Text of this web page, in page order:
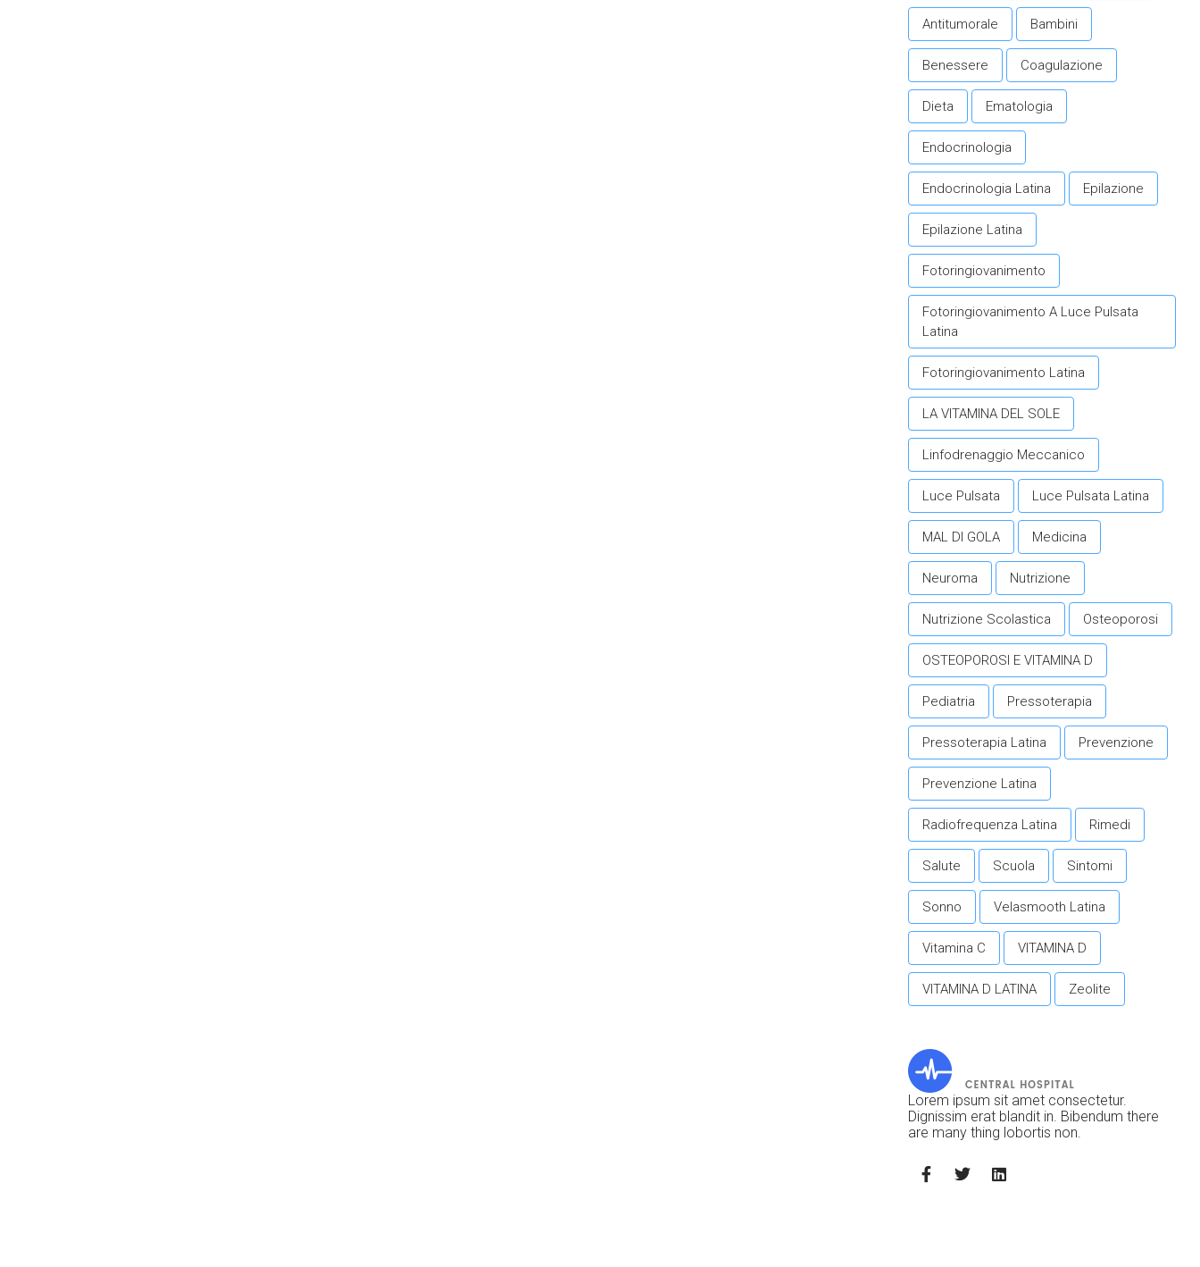
Antitumorale Bambini
Benessere Coagulazione
Dieta Ematologia
Endocrinologia
Endocrinologia Latina Epilazione
Epilazione Latina
Fotoringiovanimento
Fotoringiovanimento A Luce Pulsata
Latina
Fotoringiovanimento Latina
LA VITAMINA DEL SOLE
Linfodrenaggio Meccanico
Luce Pulsata Luce Pulsata Latina
MAL DI GOLA Medicina
Neuroma Nutrizione
Nutrizione Scolastica Osteoporosi
OSTEOPOROSI E VITAMINA D
Pediatria Pressoterapia
Pressoterapia Latina Prevenzione
Prevenzione Latina
Radiofrequenza Latina Rimedi
Salute Scuola Sintomi
Sonno Velasmooth Latina
Vitamina C VITAMINA D
VITAMINA D LATINA Zeolite
Lorem ipsum sit amet consectetur.
Dignissim erat blandit in. Bibendum there
are many thing lobortis non.